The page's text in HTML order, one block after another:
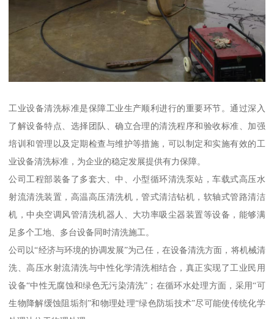
工业设备清洗标准是保障工业生产顺利进行的重要环节。通过深入
了解设备特点、选择团队、确立合理的清洗程序和验收标准、加强
培训和管理以及定期检查与维护等措施，可以制定和实施有效的工
业设备清洗标准，为企业的稳定发展提供有力保障。
公司工程部装备了多套大、中、小型循环清洗泵站，车载式高压水
射流清洗装置，高温高压清洗机，管式清洁钻机，软轴式管路清洁
机，中央空调风管清洗机器人、大功率吸尘器装置等设备，能够满
足多个工地、多台设备同时清洗施工。
公司以“经济与环境的协调发展”为己任，在设备清洗方面，将机械清
洗、高压水射流清洗与中性化学清洗相结合，真正实现了工业民用
设备“中性无腐蚀和绿色无污染清洗”；在循环水处理方面，采用“可
生物降解缓蚀阻垢剂”和物理处理“绿色防垢技术”尽可能使传统化学